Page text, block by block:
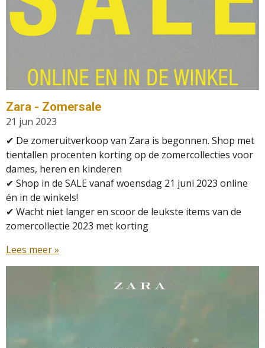
Zara - Zomersale
21 jun 2023
✔ De zomeruitverkoop van Zara is begonnen. Shop met
tientallen procenten korting op de zomercollecties voor
dames, heren en kinderen
✔ Shop in de SALE vanaf woensdag 21 juni 2023 online
én in de winkels!
✔ Wacht niet langer en scoor de leukste items van de
zomercollectie 2023 met korting
Lees meer »